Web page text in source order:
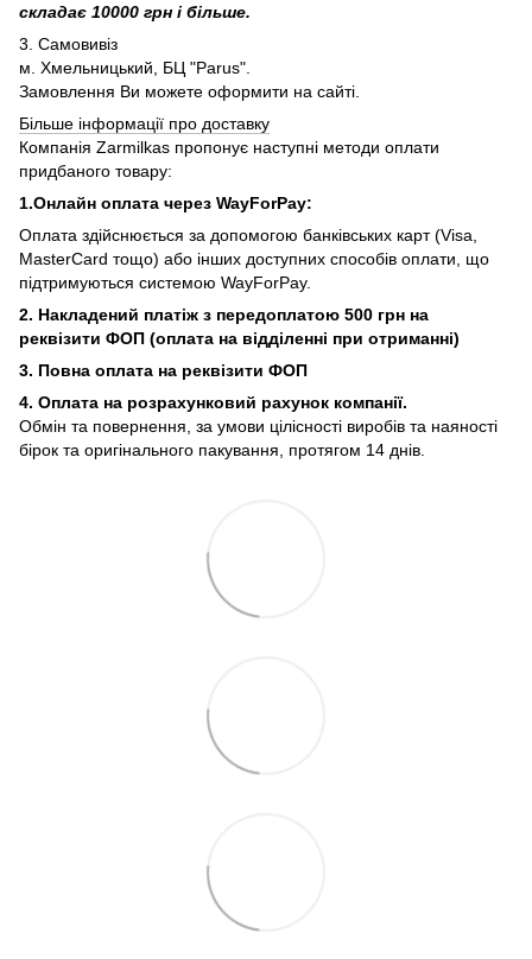
складає 10000 грн і більше.
3. Самовивіз
м. Хмельницький, БЦ "Parus".
Замовлення Ви можете оформити на сайті.
Більше інформації про доставку
Компанія Zarmilkas пропонує наступні методи оплати
придбаного товару:
1.Онлайн оплата через WayForPay:
Оплата здійснюється за допомогою банківських карт (Visa,
MasterCard тощо) або інших доступних способів оплати, що
підтримуються системою WayForPay.
2. Накладений платіж з передоплатою 500 грн на
реквізити ФОП (оплата на відділенні при отриманні)
3. Повна оплата на реквізити ФОП
4. Оплата на розрахунковий рахунок компанії.
Обмін та повернення, за умови цілісності виробів та наяності
бірок та оригінального пакування, протягом 14 днів.